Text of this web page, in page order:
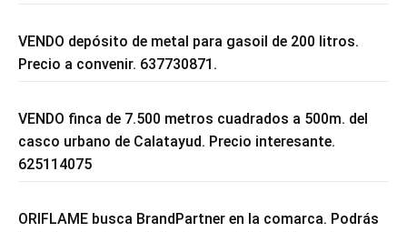
VENDO depósito de metal para gasoil de 200 litros.
Precio a convenir. 637730871.
VENDO finca de 7.500 metros cuadrados a 500m. del
casco urbano de Calatayud. Precio interesante.
625114075
ORIFLAME busca BrandPartner en la comarca. Podrás